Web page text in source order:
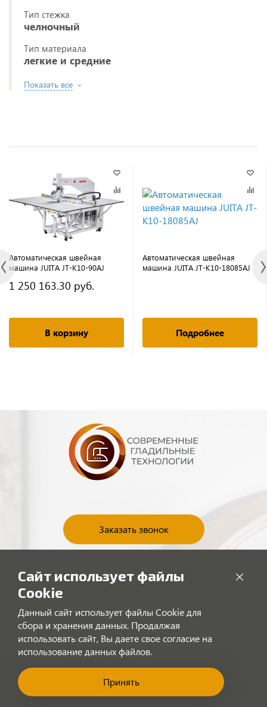
Тип стежка
челночный
Тип материала
легкие и средние
Показать все
Автоматическая швейная
машина JUITA JT-K10-90AJ
1 250 163.30 руб.
В корзину
Автоматическая швейная
машина JUITA JT-K10-18085AJ
Подробнее
Заказать звонок
*Данный интернет-ресурс носит исключительно информационный
характер и ни при каких условиях не является публичной офертой,
Российской Федерации. Для получения подробной информации о
наличии и стоимости указанных товаров и (или) услуг, пожалуйста,
обращайтесь к менеджерам отдела клиентского обслуживания с
помощью специальной формы связи или по телефону.
"Позвоните нам!"
Сайт использует файлы
Cookie
Данный сайт использует файлы Cookie для
сбора и хранения данных. Продалжая
использовать сайт, Вы даете свое согласие на
использование данных файлов.
Принять